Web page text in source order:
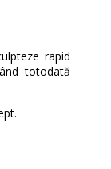
rapid
totodată